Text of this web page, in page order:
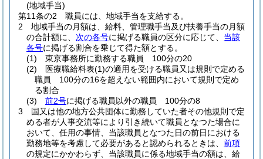
(地域手当)
第11条の2
職員には、地域手当を支給する。
2
地域手当の月額は、給料、管理職手当及び扶養手当の月額
の合計額に、 次の各号に掲げる職員の区分に応じて、 当該
各号に掲げる割合を乗じて得た額とする。
(1)
東京事務所に勤務する職員 100分の20
(2)
医療職給料表(1)の適用を受ける職員又は規則で定める
職員 100分の16を超えない範囲内において規則で定め
る割合
(3)
前2号に掲げる職員以外の職員 100分の8
3
国又は他の地方公共団体に勤務していた者その他規則で定
める者が人事交流等により引き続いて職員となつた場合に
おいて、任用の事情、当該職員となつた日の前日における
勤務地等を考慮して必要があると認められるときは、 前項
の規定にかかわらず、当該職員に係る地域手当の額は、給